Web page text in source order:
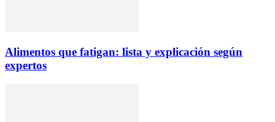
Alimentos que fatigan: lista y explicación según
expertos